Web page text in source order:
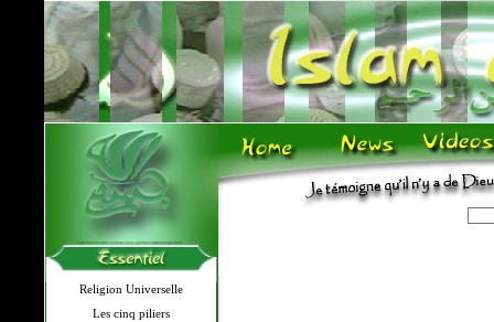
Religion Universelle
Les cinq piliers